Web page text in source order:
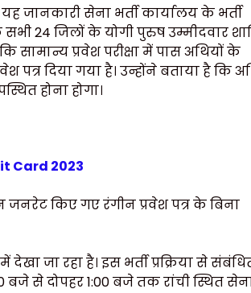
जानकारी सेना भर्ती कार्यालय के भर्ती
24 जिलों के योगी पुरुष उम्मीदवार
प्रवेश परीक्षा में पास अथियों के
पत्र दिया गया है। उन्होंने बताया है कि
होना होगा।
Card 2023
जनरेट किए गए रंगीन प्रवेश पत्र के बिना
जा रहा है। इस भर्ती प्रक्रिया से
से दोपहर 1:00 बजे तक रांची स्थित